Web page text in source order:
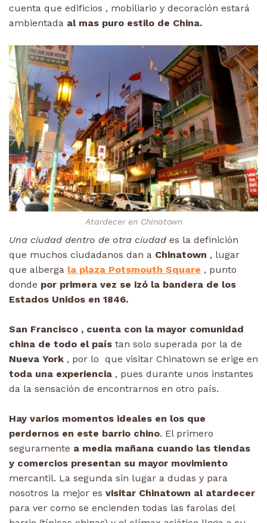
cuenta que edificios , mobiliario y decoración estará
ambientada al mas puro estilo de China.
Atardecer en Chinatown
Una ciudad dentro de otra ciudad es la definición
que muchos ciudadanos dan a Chinatown , lugar
que alberga la plaza Potsmouth Square , punto
donde por primera vez se izó la bandera de los
Estados Unidos en 1846.
San Francisco , cuenta con la mayor comunidad
china de todo el país tan solo superada por la de
Nueva York , por lo que visitar Chinatown se erige en
toda una experiencia , pues durante unos instantes
da la sensación de encontrarnos en otro país.
Hay varios momentos ideales en los que
perdernos en este barrio chino. El primero
seguramente a media mañana cuando las tiendas
y comercios presentan su mayor movimiento
mercantil. La segunda sin lugar a dudas y para
nosotros la mejor es visitar Chinatown al atardecer
para ver como se encienden todas las farolas del